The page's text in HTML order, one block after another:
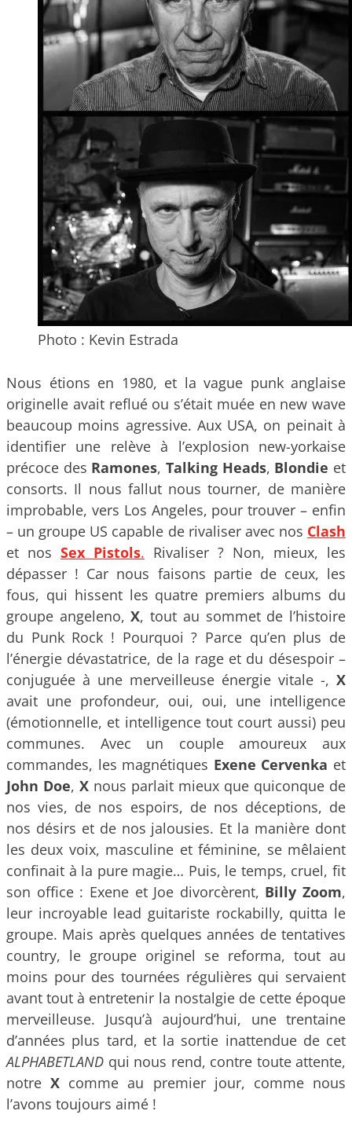
Photo : Kevin Estrada
Nous étions en 1980, et la vague punk anglaise
originelle avait reflué ou s’était muée en new wave
beaucoup moins agressive. Aux USA, on peinait à
identifier une relève à l’explosion new-yorkaise
précoce des Ramones,Talking Heads, Blondie et
consorts. Il nous fallut nous tourner, de manière
improbable, vers Los Angeles, pour trouver – enfin
– un groupe US capable de rivaliser avec nos Clash
et nos Sex Pistols. Rivaliser ? Non, mieux, les
dépasser ! Car nous faisons partie de ceux, les
fous, qui hissent les quatre premiers albums du
groupe angeleno,X, tout au sommet de l’histoire
du Punk Rock ! Pourquoi ? Parce qu’en plus de
l’énergie dévastatrice, de la rage et du désespoir –
conjuguée à une merveilleuse énergie vitale -, X
avait une profondeur, oui, oui, une intelligence
(émotionnelle, et intelligence tout court aussi) peu
communes. Avec un couple amoureux aux
commandes, les magnétiques Exene Cervenka et
John Doe, X nous parlait mieux que quiconque de
nos vies, de nos espoirs, de nos déceptions, de
nos désirs et de nos jalousies. Et la manière dont
les deux voix, masculine et féminine, se mêlaient
confinait à la pure magie… Puis, le temps, cruel, fit
son office : Exene et Joe divorcèrent, Billy Zoom,
leur incroyable lead guitariste rockabilly, quitta le
groupe. Mais après quelques années de tentatives
country, le groupe originel se reforma, tout au
moins pour des tournées régulières qui servaient
avant tout à entretenir la nostalgie de cette époque
merveilleuse. Jusqu’à aujourd’hui, une trentaine
d’années plus tard, et la sortie inattendue de cet
ALPHABETLAND qui nous rend, contre toute attente,
notreX comme au premier jour, comme nous
l’avons toujours aimé !